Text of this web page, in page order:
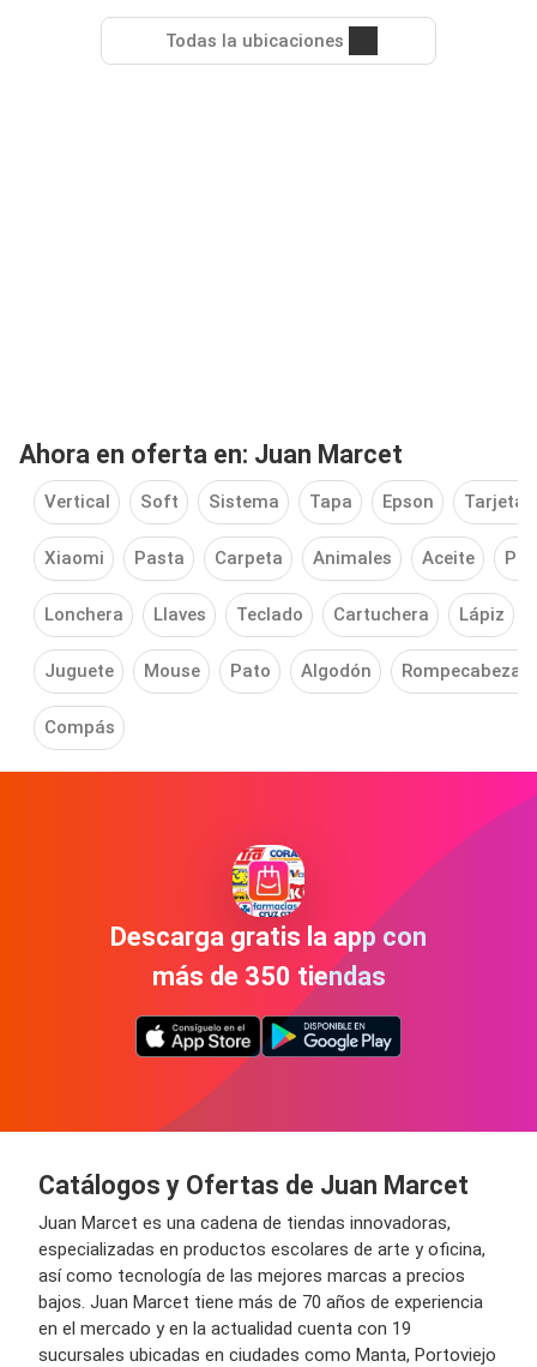
Todas la ubicaciones
Ahora en oferta en: Juan Marcet
Vertical Soft Sistema Tapa Epson Tarjeta
Xiaomi Pasta Carpeta Animales Aceite
Lonchera Llaves Teclado Cartuchera Lápiz
Juguete Mouse Pato Algodón Rompecabezas
Compás
Descarga gratis la app con
más de 350 tiendas
Catálogos y Ofertas de Juan Marcet
Juan Marcet es una cadena de tiendas innovadoras,
especializadas en productos escolares de arte y oficina,
así como tecnología de las mejores marcas a precios
bajos. Juan Marcet tiene más de 70 años de experiencia
en el mercado y en la actualidad cuenta con 19
sucursales ubicadas en ciudades como Manta, Portoviejo